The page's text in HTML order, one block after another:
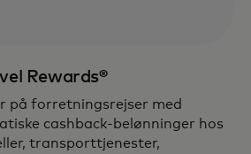
Rewards®
på forretningsrejser med
cashback-belønninger hos
transporttjenester,